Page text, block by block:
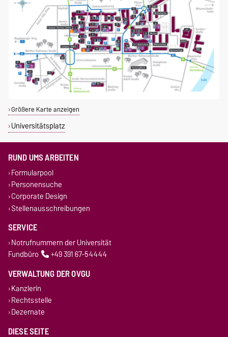
Größere Karte anzeigen
Universitätsplatz
RUND UMS ARBEITEN
Formularpool
Personensuche
Corporate Design
Stellenausschreibungen
SERVICE
Notrufnummern der Universität
Fundbüro
+49 391 67-54444
VERWALTUNG DER OVGU
Kanzlerin
Rechtsstelle
Dezernate
DIESE SEITE